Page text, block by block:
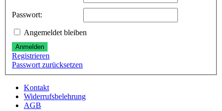
Passwort:
Angemeldet bleiben
Anmelden
Registrieren
Passwort zurücksetzen
Kontakt
Widerrufsbelehrung
AGB